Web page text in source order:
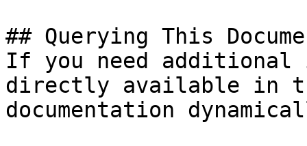
## Querying This
If you need
directly available in
documentation